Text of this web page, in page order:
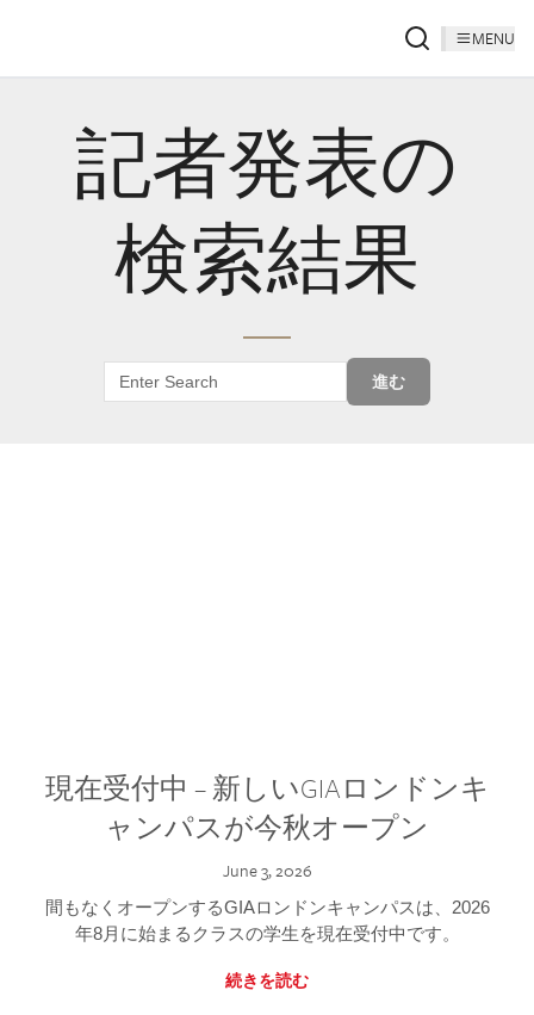
MENU
記者発表の
検索結果
進む
現在受付中 – 新しいGIAロンドンキ
ャンパスが今秋オープン
June 3, 2026
間もなくオープンするGIAロンドンキャンパスは、2026
年8月に始まるクラスの学生を現在受付中です。
続きを読む